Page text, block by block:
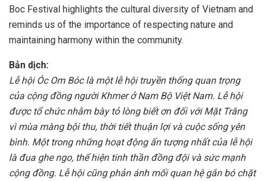
Boc Festival highlights the cultural diversity of Vietnam and
reminds us of the importance of respecting nature and
maintaining harmony within the community.
Bản dịch:
Lễ hội Óc Om Bóc là một lễ hội truyền thống quan trọng
của cộng đồng người Khmer ở Nam Bộ Việt Nam. Lễ hội
được tổ chức nhằm bày tỏ lòng biết ơn đối với Mặt Trăng
vì mùa màng bội thu, thời tiết thuận lợi và cuộc sống yên
bình. Một trong những hoạt động ấn tượng nhất của lễ hội
là đua ghe ngo, thể hiện tinh thần đồng đội và sức mạnh
cộng đồng. Lễ hội cũng phản ánh mối quan hệ gắn bó chặt